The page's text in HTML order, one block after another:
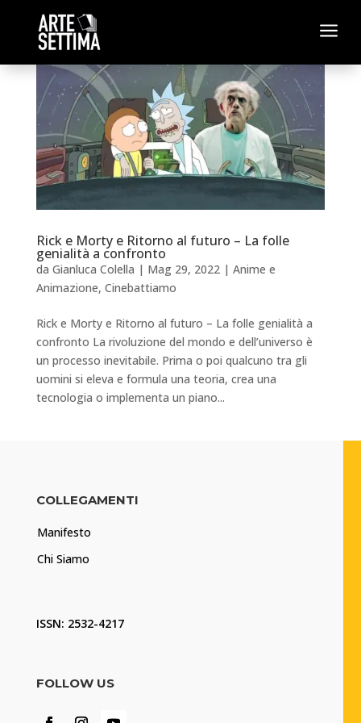
a
Rick e Morty e Ritorno al futuro – La folle
genialità a confronto
da Gianluca Colella | Mag 29, 2022| Anime e
Animazione, Cinebattiamo
Rick e Morty e Ritorno al futuro – La folle genialità a
confronto La rivoluzione del mondo e dell’universo è
un processo inevitabile. Prima o poi qualcuno tra gli
uomini si eleva e formula una teoria, crea una
tecnologia o implementa un piano...
COLLEGAMENTI
Manifesto
Chi Siamo
ISSN: 2532-4217
FOLLOW US